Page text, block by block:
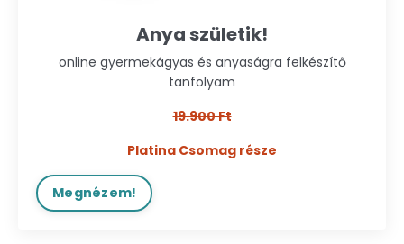
Anya születik!
online gyermekágyas és anyaságra felkészítő
tanfolyam
19.900 Ft
Platina Csomag része
Megnézem!